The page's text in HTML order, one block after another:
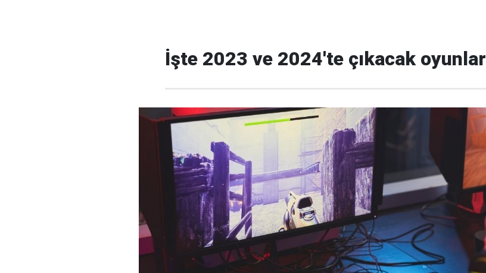
İşte 2023 ve 2024'te çıkacak oyunlar